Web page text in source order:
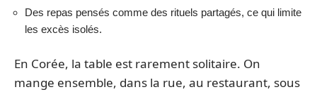
Des repas pensés comme des rituels partagés, ce qui limite
les excès isolés.
En Corée, la table est rarement solitaire. On
mange ensemble, dans la rue, au restaurant, sous